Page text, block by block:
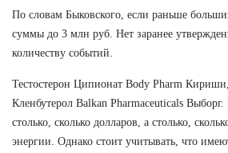
По словам Быковского, если раньше
суммы до 3 млн руб. Нет заранее
количеству событий.
Тестостерон Ципионат Body Pharm
Кленбутерол Balkan Pharmaceuticals
столько, сколько долларов, а столько,
энергии. Однако стоит учитывать, что